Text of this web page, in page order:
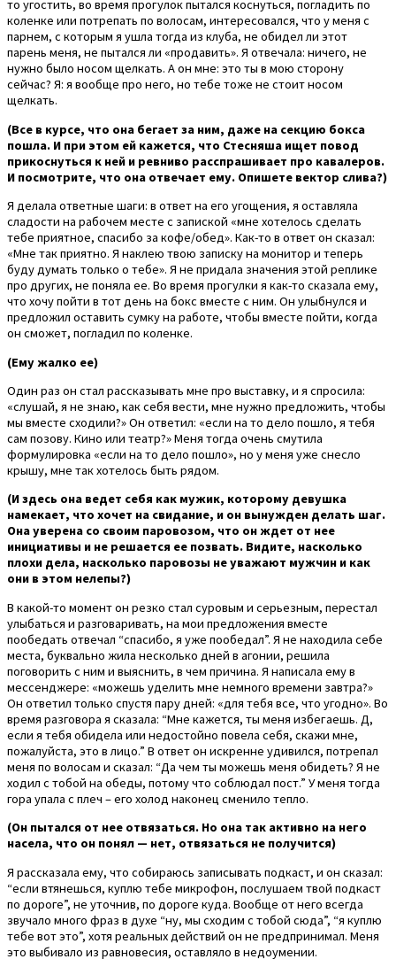
то угостить, во время прогулок пытался коснуться, погладить по
коленке или потрепать по волосам, интересовался, что у меня с
парнем, с которым я ушла тогда из клуба, не обидел ли этот
парень меня, не пытался ли «продавить». Я отвечала: ничего, не
нужно было носом щелкать. А он мне: это ты в мою сторону
сейчас? Я: я вообще про него, но тебе тоже не стоит носом
щелкать.
(Все в курсе, что она бегает за ним, даже на секцию бокса
пошла. И при этом ей кажется, что Стесняша ищет повод
прикоснуться к ней и ревниво расспрашивает про кавалеров.
И посмотрите, что она отвечает ему. Опишете вектор слива?)
Я делала ответные шаги: в ответ на его угощения, я оставляла
сладости на рабочем месте с запиской «мне хотелось сделать
тебе приятное, спасибо за кофе/обед». Как-то в ответ он сказал:
«Мне так приятно. Я наклею твою записку на монитор и теперь
буду думать только о тебе». Я не придала значения этой реплике
про других, не поняла ее. Во время прогулки я как-то сказала ему,
что хочу пойти в тот день на бокс вместе с ним. Он улыбнулся и
предложил оставить сумку на работе, чтобы вместе пойти, когда
он сможет, погладил по коленке.
(Ему жалко ее)
Один раз он стал рассказывать мне про выставку, и я спросила:
«слушай, я не знаю, как себя вести, мне нужно предложить, чтобы
мы вместе сходили?» Он ответил: «если на то дело пошло, я тебя
сам позову. Кино или театр?» Меня тогда очень смутила
формулировка «если на то дело пошло», но у меня уже снесло
крышу, мне так хотелось быть рядом.
(И здесь она ведет себя как мужик, которому девушка
намекает, что хочет на свидание, и он вынужден делать шаг.
Она уверена со своим паровозом, что он ждет от нее
инициативы и не решается ее позвать. Видите, насколько
плохи дела, насколько паровозы не уважают мужчин и как
они в этом нелепы?)
В какой-то момент он резко стал суровым и серьезным, перестал
улыбаться и разговаривать, на мои предложения вместе
пообедать отвечал “спасибо, я уже пообедал”. Я не находила себе
места, буквально жила несколько дней в агонии, решила
поговорить с ним и выяснить, в чем причина. Я написала ему в
мессенджере: «можешь уделить мне немного времени завтра?»
Он ответил только спустя пару дней: «для тебя все, что угодно». Во
время разговора я сказала: “Мне кажется, ты меня избегаешь. Д,
если я тебя обидела или недостойно повела себя, скажи мне,
пожалуйста, это в лицо.” В ответ он искренне удивился, потрепал
меня по волосам и сказал: “Да чем ты можешь меня обидеть? Я не
ходил с тобой на обеды, потому что соблюдал пост.” У меня тогда
гора упала с плеч – его холод наконец сменило тепло.
(Он пытался от нее отвязаться. Но она так активно на него
насела, что он понял — нет, отвязаться не получится)
Я рассказала ему, что собираюсь записывать подкаст, и он сказал:
“если втянешься, куплю тебе микрофон, послушаем твой подкаст
по дороге”, не уточнив, по дороге куда. Вообще от него всегда
звучало много фраз в духе “ну, мы сходим с тобой сюда”, “я куплю
тебе вот это”, хотя реальных действий он не предпринимал. Меня
это выбивало из равновесия, оставляло в недоумении.